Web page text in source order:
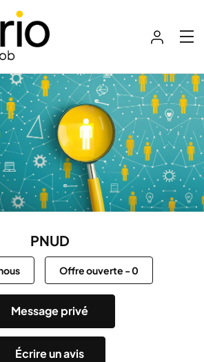
PNUD
Offre ouverte -0
Message privé
Écrire un avis